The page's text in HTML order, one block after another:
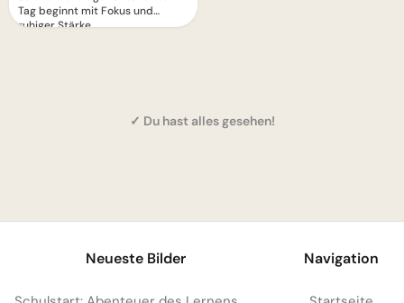
Tag beginnt mit Fokus und
ruhiger Stärke.
✓ Du hast alles gesehen!
Neueste Bilder Navigation